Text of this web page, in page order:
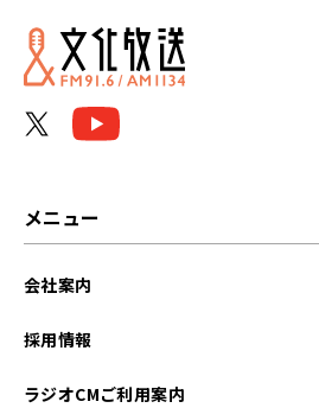
2024年01月
メニュー
会社案内
採用情報
ラジオCMご利用案内